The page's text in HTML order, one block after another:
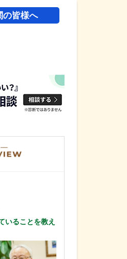
の皆様へ
いることを教え